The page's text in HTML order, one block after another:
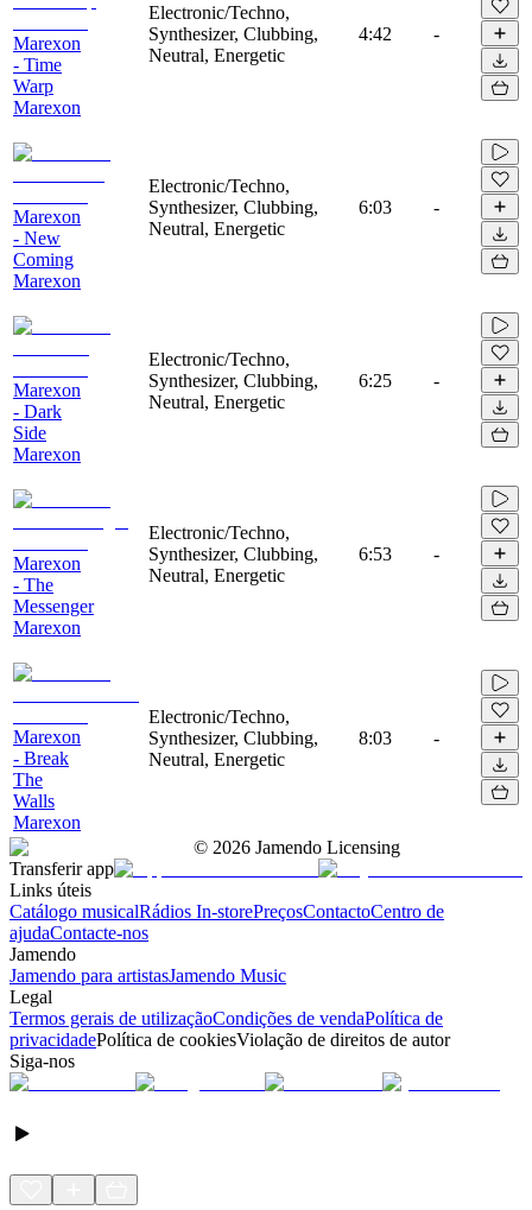
Marexon
- Time
Warp
Marexon
Electronic/Techno,
Synthesizer, Clubbing,
Neutral, Energetic
4:42 -
Marexon
- New
Coming
Marexon
Electronic/Techno,
Synthesizer, Clubbing,
Neutral, Energetic
6:03 -
Marexon
- Dark
Side
Marexon
Electronic/Techno,
Synthesizer, Clubbing,
Neutral, Energetic
6:25 -
Marexon
- The
Messenger
Marexon
Electronic/Techno,
Synthesizer, Clubbing,
Neutral, Energetic
6:53 -
Marexon
- Break
The
Walls
Marexon
Electronic/Techno,
Synthesizer, Clubbing,
Neutral, Energetic
8:03 -
© 2026 Jamendo Licensing
Transferir app
Links úteis
Catálogo musicalRádios In-storePreçosContactoCentro de
ajudaContacte-nos
Jamendo
Jamendo para artistasJamendo Music
Legal
Termos gerais de utilizaçãoCondições de vendaPolítica de
privacidadePolítica de cookiesViolação de direitos de autor
Siga-nos